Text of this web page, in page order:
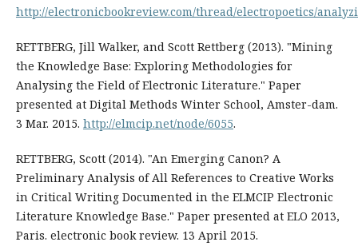
http://electronicbookreview.com/thread/electropoetics/
RETTBERG, Jill Walker, and Scott Rettberg (2013). "Mining
the Knowledge Base: Exploring Methodologies for
Analysing the Field of Electronic Literature." Paper
presented at Digital Methods Winter School, Amster-dam.
3 Mar. 2015. http://elmcip.net/node/6055.
RETTBERG, Scott (2014). "An Emerging Canon? A
Preliminary Analysis of All References to Creative Works
in Critical Writing Documented in the ELMCIP Electronic
Literature Knowledge Base." Paper presented at ELO 2013,
Paris. electronic book review. 13 April 2015.